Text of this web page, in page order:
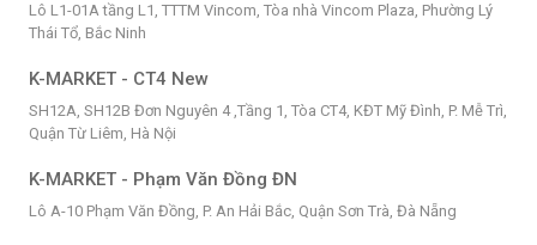
Lô L1-01A tầng L1, TTTM Vincom, Tòa nhà Vincom Plaza, Phường Lý
Thái Tổ, Bắc Ninh
K-MARKET - CT4 New
SH12A, SH12B Đơn Nguyên 4 ,Tầng 1, Tòa CT4, KĐT Mỹ Đình, P. Mễ Trì,
Quận Từ Liêm, Hà Nội
K-MARKET - Phạm Văn Đồng ĐN
Lô A-10 Phạm Văn Đồng, P. An Hải Bắc, Quận Sơn Trà, Đà Nẵng